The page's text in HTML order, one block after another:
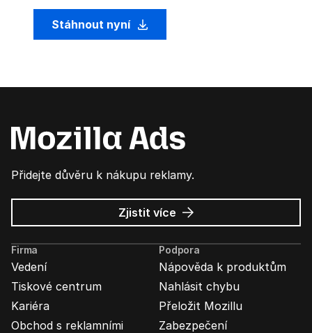
Stáhnout nyní
Přidejte důvěru k nákupu reklamy.
Zjistit více o
Mozilla
Ads
Firma
Vedení
Tiskové centrum
Kariéra
Obchod s reklamními
Podpora
Nápověda k produktům
Nahlásit chybu
Přeložit Mozillu
Zabezpečení